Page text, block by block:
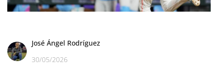
José Ángel Rodríguez
30/05/2026